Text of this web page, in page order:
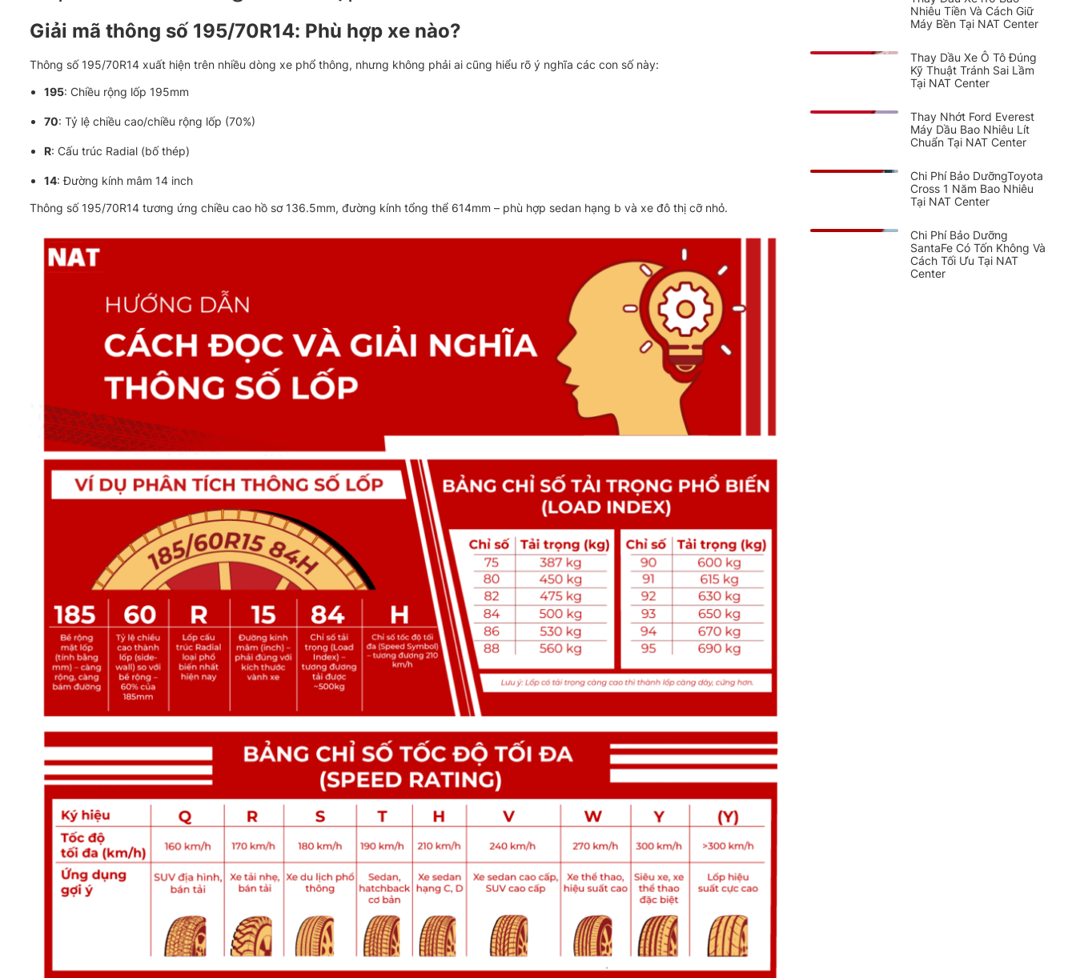
Giải mã thông số 195/70R14: Phù hợp xe nào?
Thông số 195/70R14 xuất hiện trên nhiều dòng xe phổ thông, nhưng không phải ai cũng hiểu rõ ý nghĩa các con số này:
195: Chiều rộng lốp 195mm
70: Tỷ lệ chiều cao/chiều rộng lốp (70%)
R: Cấu trúc Radial (bố thép)
14: Đường kính mâm 14 inch
Thông số 195/70R14 tương ứng chiều cao hồ sơ 136.5mm, đường kính tổng thể 614mm – phù hợp sedan hạng b và xe đô thị cỡ nhỏ.
Nhiêu Tiền Và Cách Giữ
Máy Bền Tại NAT Center
Thay Dầu Xe Ô Tô Đúng
Kỹ Thuật Tránh Sai Lầm
Tại NAT Center
Thay Nhớt Ford Everest
Máy Dầu Bao Nhiêu Lít
Chuẩn Tại NAT Center
Chi Phí Bảo DưỡngToyota
Cross 1 Năm Bao Nhiêu
Tại NAT Center
Chi Phí Bảo Dưỡng
SantaFe Có Tốn Không Và
Cách Tối Ưu Tại NAT
Center